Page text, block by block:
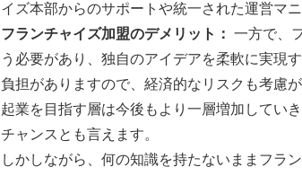
イズ本部からのサポートや統一された運営マ
フランチャイズ加盟のデメリット： 一方で、
う必要があり、独自のアイデアを柔軟に実現
負担がありますので、経済的なリスクも考慮が
起業を目指す層は今後もより一層増加してい
チャンスとも言えます。
しかしながら、何の知識を持たないままフラ